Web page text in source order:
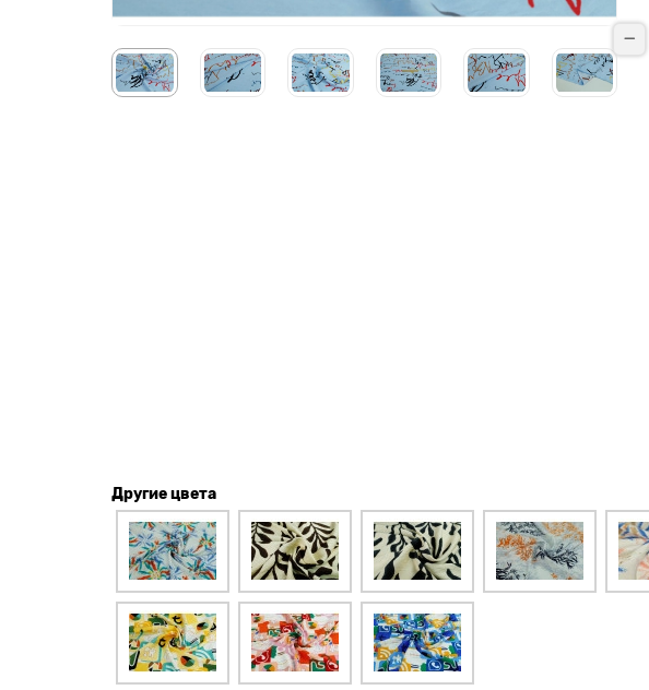
Другие цвета